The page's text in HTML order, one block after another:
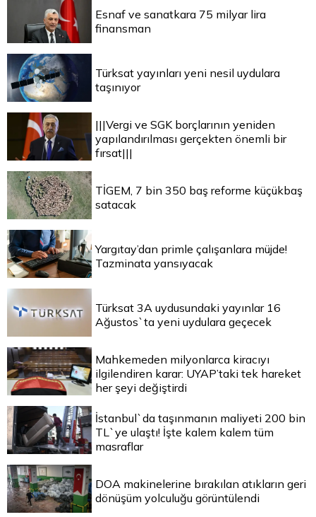
Esnaf ve sanatkara 75 milyar lira
finansman
Türksat yayınları yeni nesil uydulara
taşınıyor
|||Vergi ve SGK borçlarının yeniden
yapılandırılması gerçekten önemli bir
fırsat|||
TİGEM, 7 bin 350 baş reforme küçükbaş
satacak
Yargıtay’dan primle çalışanlara müjde!
Tazminata yansıyacak
Türksat 3A uydusundaki yayınlar 16
Ağustos`ta yeni uydulara geçecek
Mahkemeden milyonlarca kiracıyı
ilgilendiren karar: UYAP’taki tek hareket
her şeyi değiştirdi
İstanbul`da taşınmanın maliyeti 200 bin
TL`ye ulaştı! İşte kalem kalem tüm
masraflar
DOA makinelerine bırakılan atıkların geri
dönüşüm yolculuğu görüntülendi